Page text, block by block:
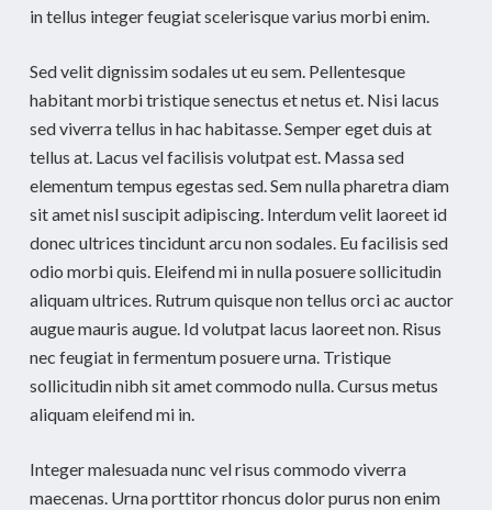
in tellus integer feugiat scelerisque varius morbi enim.
Sed velit dignissim sodales ut eu sem. Pellentesque
habitant morbi tristique senectus et netus et. Nisi lacus
sed viverra tellus in hac habitasse. Semper eget duis at
tellus at. Lacus vel facilisis volutpat est. Massa sed
elementum tempus egestas sed. Sem nulla pharetra diam
sit amet nisl suscipit adipiscing. Interdum velit laoreet id
donec ultrices tincidunt arcu non sodales. Eu facilisis sed
odio morbi quis. Eleifend mi in nulla posuere sollicitudin
aliquam ultrices. Rutrum quisque non tellus orci ac auctor
augue mauris augue. Id volutpat lacus laoreet non. Risus
nec feugiat in fermentum posuere urna. Tristique
sollicitudin nibh sit amet commodo nulla. Cursus metus
aliquam eleifend mi in.
Integer malesuada nunc vel risus commodo viverra
maecenas. Urna porttitor rhoncus dolor purus non enim